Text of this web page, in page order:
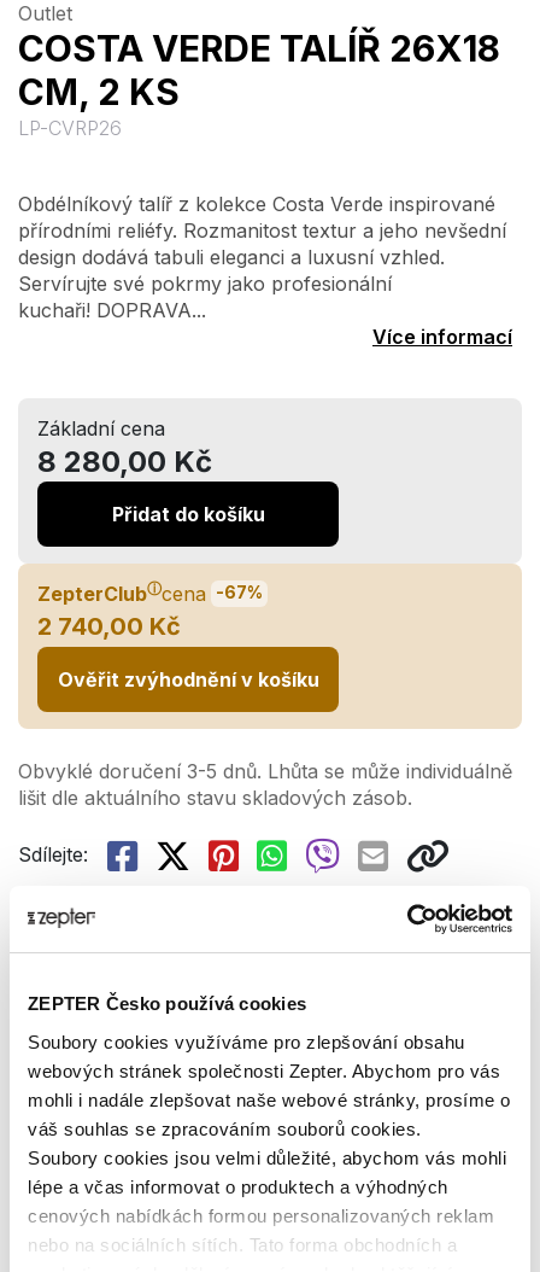
ZEPTER Česko používá cookies
Soubory cookies využíváme pro zlepšování obsahu
webových stránek společnosti Zepter. Abychom pro vás
mohli i nadále zlepšovat naše webové stránky, prosíme o
váš souhlas se zpracováním souborů cookies.
Soubory cookies jsou velmi důležité, abychom vás mohli
lépe a včas informovat o produktech a výhodných
cenových nabídkách formou personalizovaných reklam
nebo na sociálních sítích. Tato forma obchodních a
Outlet
COSTA VERDE TALÍŘ 26X18
CM, 2 KS
LP-CVRP26
Obdélníkový talíř z kolekce Costa Verde inspirované
přírodními reliéfy. Rozmanitost textur a jeho nevšední
design dodává tabuli eleganci a luxusní vzhled.
Servírujte své pokrmy jako profesionální
kuchaři! DOPRAVA...
Více informací
Základní cena
8 280,00 Kč
Přidat do košíku
ZepterClubⓘcena -67%
2 740,00 Kč
Ověřit zvýhodnění v košíku
Obvyklé doručení 3-5 dnů. Lhůta se může individuálně
lišit dle aktuálního stavu skladových zásob.
Sdílejte:
Popis produktu
přírodními reliéfy. Rozmanitost textur a jeho nevšední
Servírujte své pokrmy jako profesionální
kuchaři!
DOPRAVA ZDARMA!
Více o produktu
Obdélníkový talíř Costa Verde byl navržený pro
všestrannost. Je ideální pro servírování široké škály
pokrmů – od grilované zeleniny, přes sushi až po
dezerty. Jeho výrazný, ale minimalistický design